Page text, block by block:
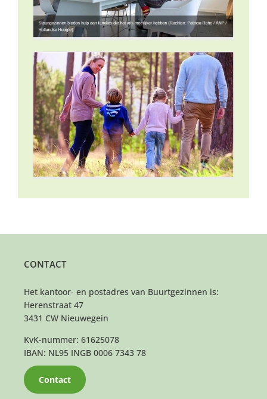
CONTACT
Het kantoor- en postadres van Buurtgezinnen is:
Herenstraat 47
3431 CW Nieuwegein
KvK-nummer: 61625078
IBAN: NL95 INGB 0006 7343 78
Contact